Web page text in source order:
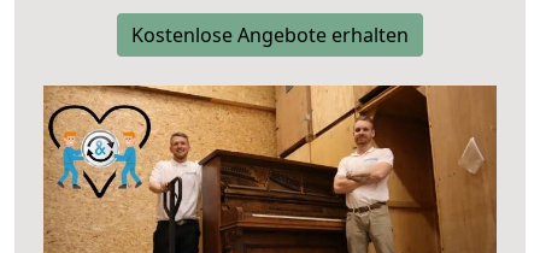
Kostenlose Angebote erhalten